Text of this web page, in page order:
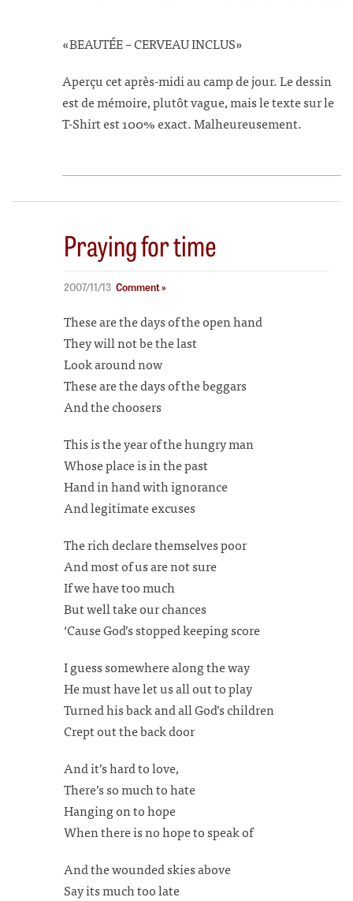
«BEAUTÉE – CERVEAU INCLUS»
Aperçu cet après-midi au camp de jour. Le dessin
est de mémoire, plutôt vague, mais le texte sur le
T-Shirt est 100% exact. Malheureusement.
Praying for time
2007/11/13 Comment »
These are the days of the open hand
They will not be the last
Look around now
These are the days of the beggars
And the choosers
This is the year of the hungry man
Whose place is in the past
Hand in hand with ignorance
And legitimate excuses
The rich declare themselves poor
And most of us are not sure
If we have too much
But well take our chances
‘Cause God’s stopped keeping score
I guess somewhere along the way
He must have let us all out to play
Turned his back and all God’s children
Crept out the back door
And it’s hard to love,
There’s so much to hate
Hanging on to hope
When there is no hope to speak of
And the wounded skies above
Say its much too late